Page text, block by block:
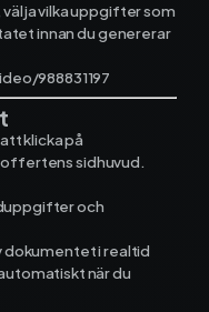
Nyheter
Mowin
vilka uppgifter som
innan du genererar
988831197
klicka på
sidhuvud.
och
dokumentet i realtid
när du